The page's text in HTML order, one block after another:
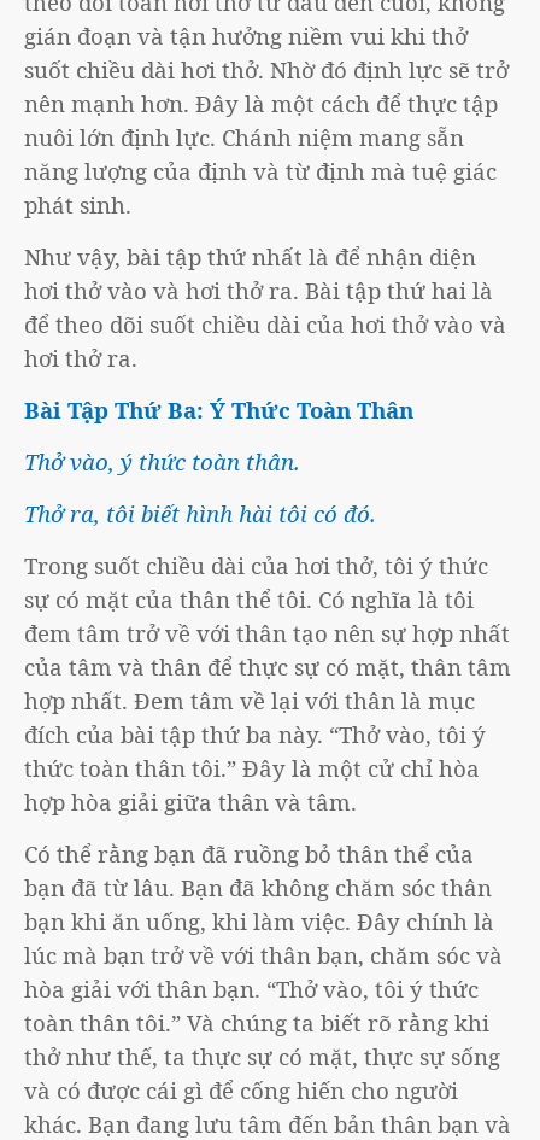
gián đoạn và tận hưởng niềm vui khi thở
suốt chiều dài hơi thở. Nhờ đó định lực sẽ trở
nên mạnh hơn. Đây là một cách để thực tập
nuôi lớn định lực. Chánh niệm mang sẵn
năng lượng của định và từ định mà tuệ giác
phát sinh.
Như vậy, bài tập thứ nhất là để nhận diện
hơi thở vào và hơi thở ra. Bài tập thứ hai là
để theo dõi suốt chiều dài của hơi thở vào và
hơi thở ra.
Bài Tập Thứ Ba: Ý Thức Toàn Thân
Thở vào, ý thức toàn thân.
Thở ra, tôi biết hình hài tôi có đó.
Trong suốt chiều dài của hơi thở, tôi ý thức
sự có mặt của thân thể tôi. Có nghĩa là tôi
đem tâm trở về với thân tạo nên sự hợp nhất
của tâm và thân để thực sự có mặt, thân tâm
hợp nhất. Đem tâm về lại với thân là mục
đích của bài tập thứ ba này. “Thở vào, tôi ý
thức toàn thân tôi.” Đây là một cử chỉ hòa
hợp hòa giải giữa thân và tâm.
Có thể rằng bạn đã ruồng bỏ thân thể của
bạn đã từ lâu. Bạn đã không chăm sóc thân
bạn khi ăn uống, khi làm việc. Đây chính là
lúc mà bạn trở về với thân bạn, chăm sóc và
hòa giải với thân bạn. “Thở vào, tôi ý thức
toàn thân tôi.” Và chúng ta biết rõ rằng khi
thở như thế, ta thực sự có mặt, thực sự sống
và có được cái gì để cống hiến cho người
khác. Bạn đang lưu tâm đến bản thân bạn và